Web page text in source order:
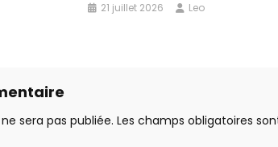
21 juillet 2026 Leo
sera pas publiée. Les champs obligatoires